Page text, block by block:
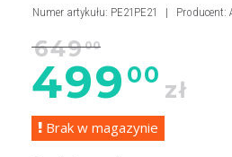
Numer artykułu: PE21PE21 | Producent:
64900
499 00
zł
Brak w magazynie